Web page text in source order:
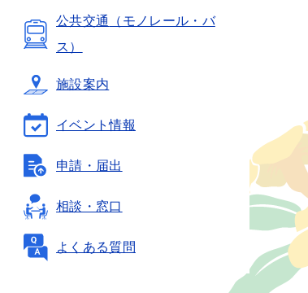
公共交通
（モノレール・バ
ス）
施設案内
イベント情報
申請・届出
相談・窓口
よくある質問